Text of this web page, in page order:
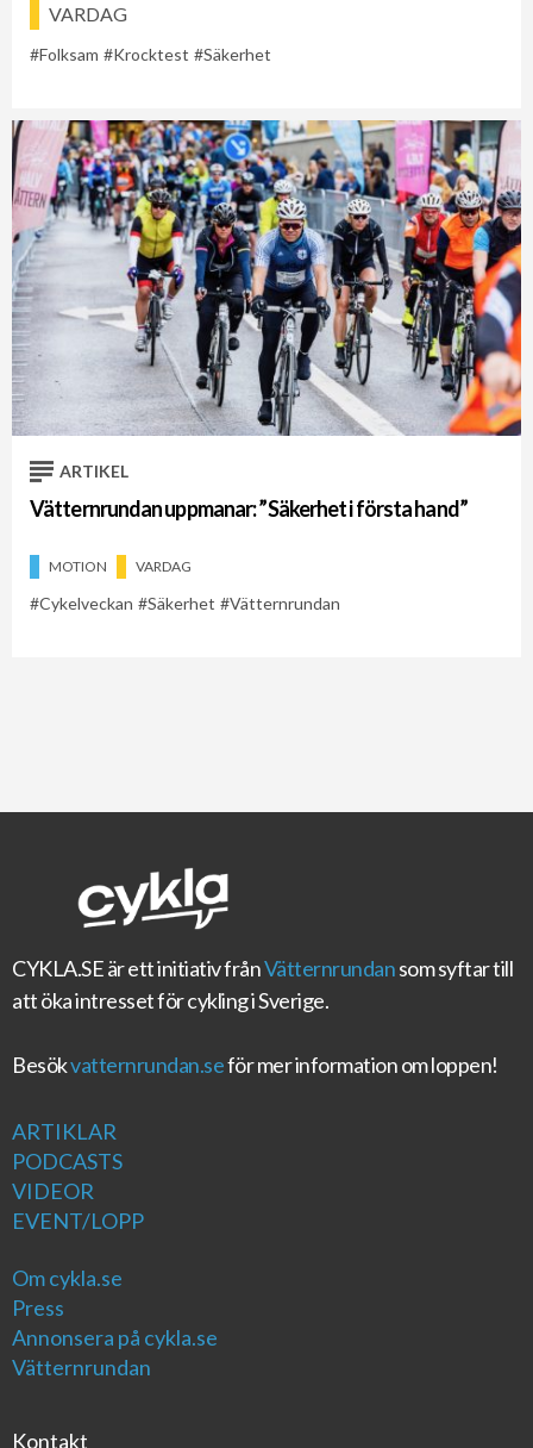
VARDAG
Folksam Krocktest Säkerhet
ARTIKEL
Vätternrundan uppmanar: ”Säkerhet i första hand”
MOTION VARDAG
Cykelveckan Säkerhet Vätternrundan
CYKLA.SEär ett initiativ frånVätternrundansom syftar till
att öka intresset för cykling i Sverige.
Besökvatternrundan.seför mer information om loppen!
ARTIKLAR
PODCASTS
VIDEOR
EVENT/LOPP
Om cykla.se
Press
Annonsera på cykla.se
Vätternrundan
Kontakt